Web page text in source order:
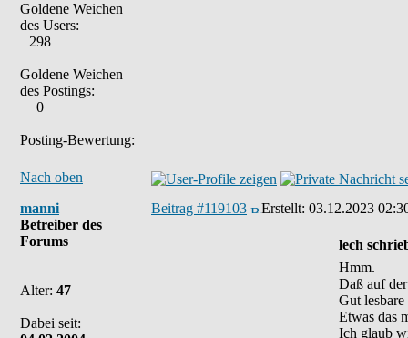
Goldene Weichen
des Users:
298
Goldene Weichen
des Postings:
0
Posting-Bewertung:
Nach oben
manni
Betreiber des
Forums
Alter: 47
Dabei seit:
Beitrag #119103 Erstellt: 03.12.2023
lech
Hmm.
Daß auf
Gut
Etwas das
Ich glaub